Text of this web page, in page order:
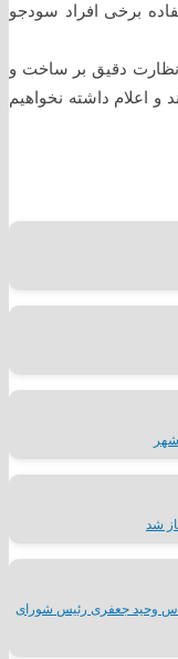
برخی افراد سودجو
نظارت دقیق بر ساخت و
و اعلام داشته نخواهیم
شد
وحید جعفری رئیس شورای